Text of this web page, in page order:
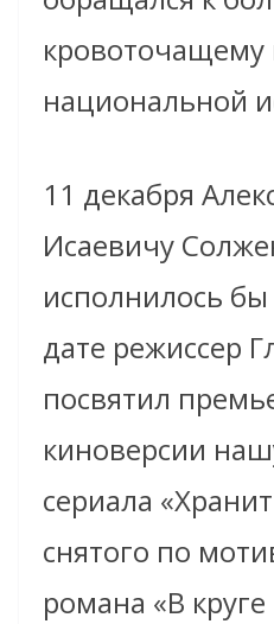
кровоточащему
национальной
11 декабря
Исаевичу
исполнилось
дате режиссер
посвятил
киноверсии
сериала
снятого по
романа «В